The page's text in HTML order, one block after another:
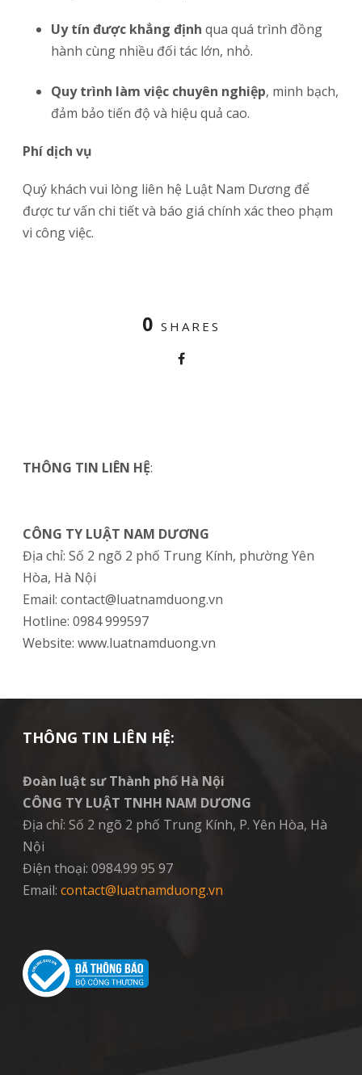
Uy tín được khẳng định qua quá trình đồng
hành cùng nhiều đối tác lớn, nhỏ.
Quy trình làm việc chuyên nghiệp, minh bạch,
đảm bảo tiến độ và hiệu quả cao.
Phí dịch vụ
Quý khách vui lòng liên hệ Luật Nam Dương để
được tư vấn chi tiết và báo giá chính xác theo phạm
vi công việc.
0 SHARES
THÔNG TIN LIÊN HỆ:
CÔNG TY LUẬT NAM DƯƠNG
Địa chỉ: Số 2 ngõ 2 phố Trung Kính, phường Yên
Hòa, Hà Nội
Email: contact@luatnamduong.vn
Hotline: 0984 999597
Website: www.luatnamduong.vn
THÔNG TIN LIÊN HỆ:
Đoàn luật sư Thành phố Hà Nội
CÔNG TY LUẬT TNHH NAM DƯƠNG
Địa chỉ: Số 2 ngõ 2 phố Trung Kính, P. Yên Hòa, Hà
Nội
Điện thoại: 0984.99 95 97
Email: contact@luatnamduong.vn